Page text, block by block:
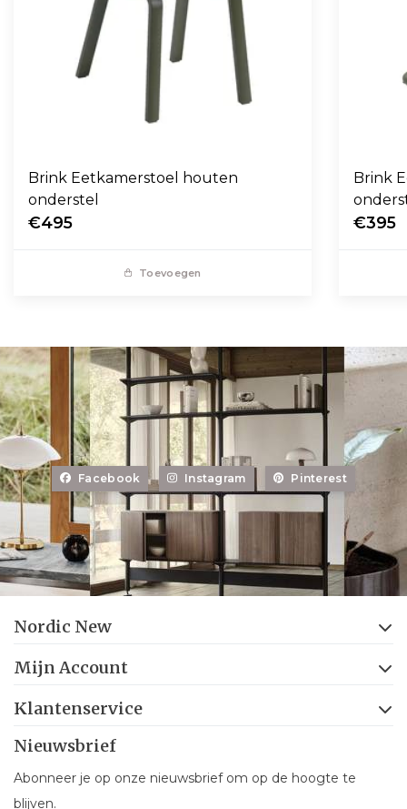
Brink Eetkamerstoel houten
onderstel
€495
Toevoegen
Brink
€395
Facebook Instagram Pinterest
Nordic New
Mijn Account
Klantenservice
Nieuwsbrief
Abonneer je op onze nieuwsbrief om op de hoogte te
blijven.